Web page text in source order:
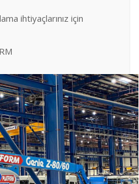
ihtiyaçlarınız için